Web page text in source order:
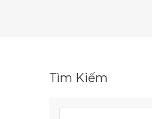
Tìm Kiếm